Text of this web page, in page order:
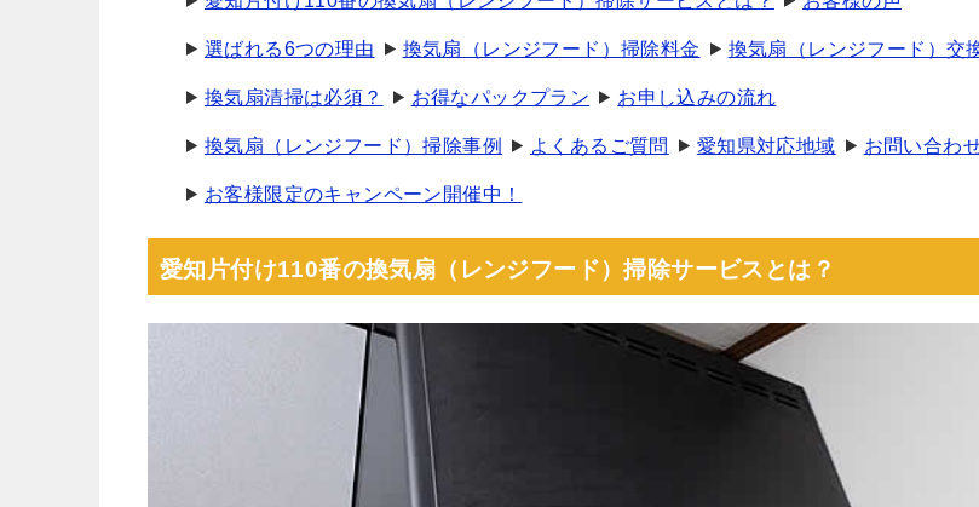
選ばれる6つの理由 換気扇（レンジフード）掃除料金 換気扇（レンジフード）交
換気扇清掃は必須？ お得なパックプラン お申し込みの流れ
換気扇（レンジフード）掃除事例 よくあるご質問 愛知県対応地域 お問い合わ
お客様限定のキャンペーン開催中！
愛知片付け110番の換気扇（レンジフード）掃除サービスとは？